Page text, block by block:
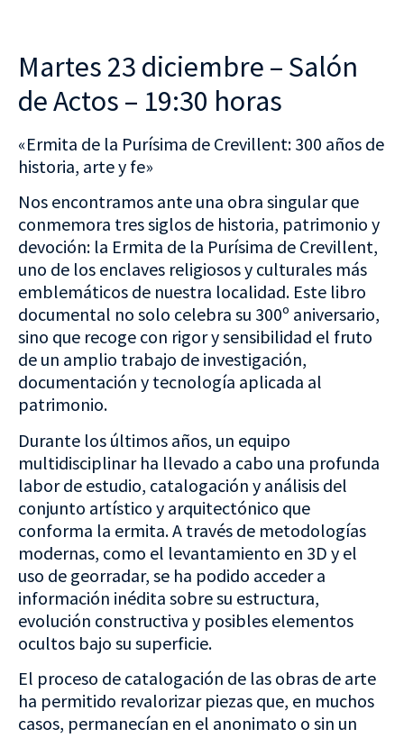
Martes 23 diciembre – Salón
de Actos – 19:30 horas
«Ermita de la Purísima de Crevillent: 300 años de
historia, arte y fe»
Nos encontramos ante una obra singular que
conmemora tres siglos de historia, patrimonio y
devoción: la Ermita de la Purísima de Crevillent,
uno de los enclaves religiosos y culturales más
emblemáticos de nuestra localidad. Este libro
documental no solo celebra su 300º aniversario,
sino que recoge con rigor y sensibilidad el fruto
de un amplio trabajo de investigación,
documentación y tecnología aplicada al
patrimonio.
Durante los últimos años, un equipo
multidisciplinar ha llevado a cabo una profunda
labor de estudio, catalogación y análisis del
conjunto artístico y arquitectónico que
conforma la ermita. A través de metodologías
modernas, como el levantamiento en 3D y el
uso de georradar, se ha podido acceder a
información inédita sobre su estructura,
evolución constructiva y posibles elementos
ocultos bajo su superficie.
El proceso de catalogación de las obras de arte
ha permitido revalorizar piezas que, en muchos
casos, permanecían en el anonimato o sin un